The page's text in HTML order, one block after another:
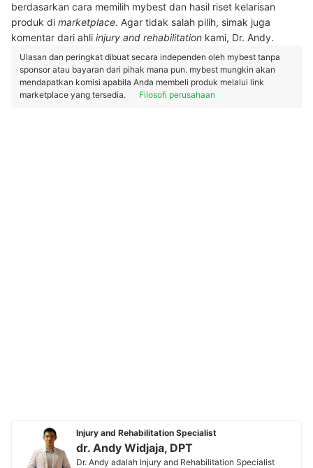
berdasarkan cara memilih mybest dan hasil riset kelarisan
produk di marketplace. Agar tidak salah pilih, simak juga
komentar dari ahli injury and rehabilitation kami, Dr. Andy.
Ulasan dan peringkat dibuat secara independen oleh mybest tanpa
sponsor atau bayaran dari pihak mana pun. mybest mungkin akan
mendapatkan komisi apabila Anda membeli produk melalui link
marketplace yang tersedia.
Filosofi perusahaan
Injury and Rehabilitation Specialist
dr. Andy Widjaja, DPT
Dr. Andy adalah Injury and Rehabilitation Specialist